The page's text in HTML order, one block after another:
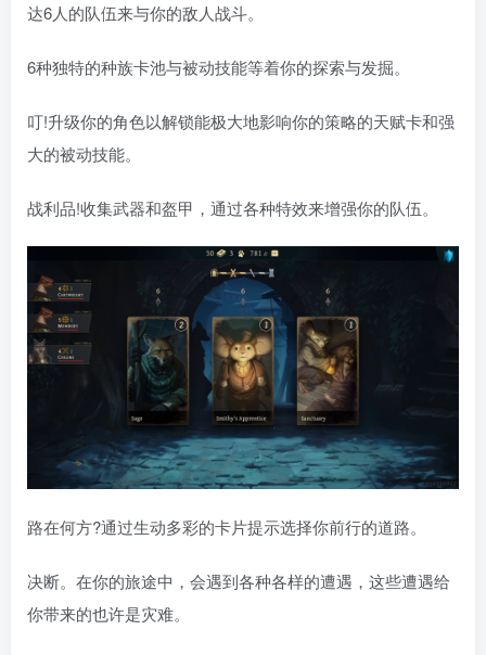
达6人的队伍来与你的敌人战斗。
6种独特的种族卡池与被动技能等着你的探索与发掘。
叮!升级你的角色以解锁能极大地影响你的策略的天赋卡和强
大的被动技能。
战利品!收集武器和盔甲，通过各种特效来增强你的队伍。
路在何方?通过生动多彩的卡片提示选择你前行的道路。
决断。在你的旅途中，会遇到各种各样的遭遇，这些遭遇给
你带来的也许是灾难。